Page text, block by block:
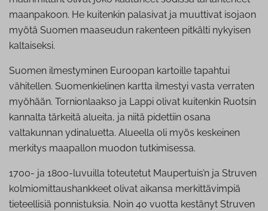
maanpakoon. He kuitenkin palasivat ja muuttivat isojaon
myötä Suomen maaseudun rakenteen pitkälti nykyisen
kaltaiseksi.
Suomen ilmestyminen Euroopan kartoille tapahtui
vähitellen. Suomenkielinen kartta ilmestyi vasta verraten
myöhään. Tornionlaakso ja Lappi olivat kuitenkin Ruotsin
kannalta tärkeitä alueita, ja niitä pidettiin osana
valtakunnan ydinaluetta. Alueella oli myös keskeinen
merkitys maapallon muodon tutkimisessa.
1700- ja 1800-luvuilla toteutetut Maupertuis’n ja Struven
kolmiomittaushankkeet olivat aikansa merkittävimpiä
tieteellisiä ponnistuksia. Noin 40 vuotta kestänyt Struven